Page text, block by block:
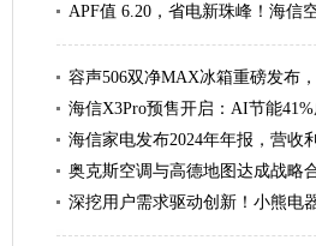
APF值 6.20，省电新珠峰！海信
容声506双净MAX冰箱重磅发布
海信X3Pro预售开启：AI节能
海信家电发布2024年年报，营收
奥克斯空调与高德地图达成战略
深挖用户需求驱动创新！小熊电